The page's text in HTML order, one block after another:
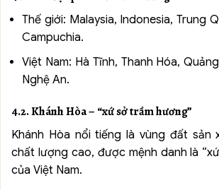
Thế giới: Malaysia, Indonesia, Trung
Campuchia.
Việt Nam: Hà Tĩnh, Thanh Hóa,
Nghệ An.
4.2. Khánh Hòa – “xứ sở trầm hương”
Khánh Hòa nổi tiếng là vùng đất sản
chất lượng cao, được mệnh danh là
của Việt Nam.